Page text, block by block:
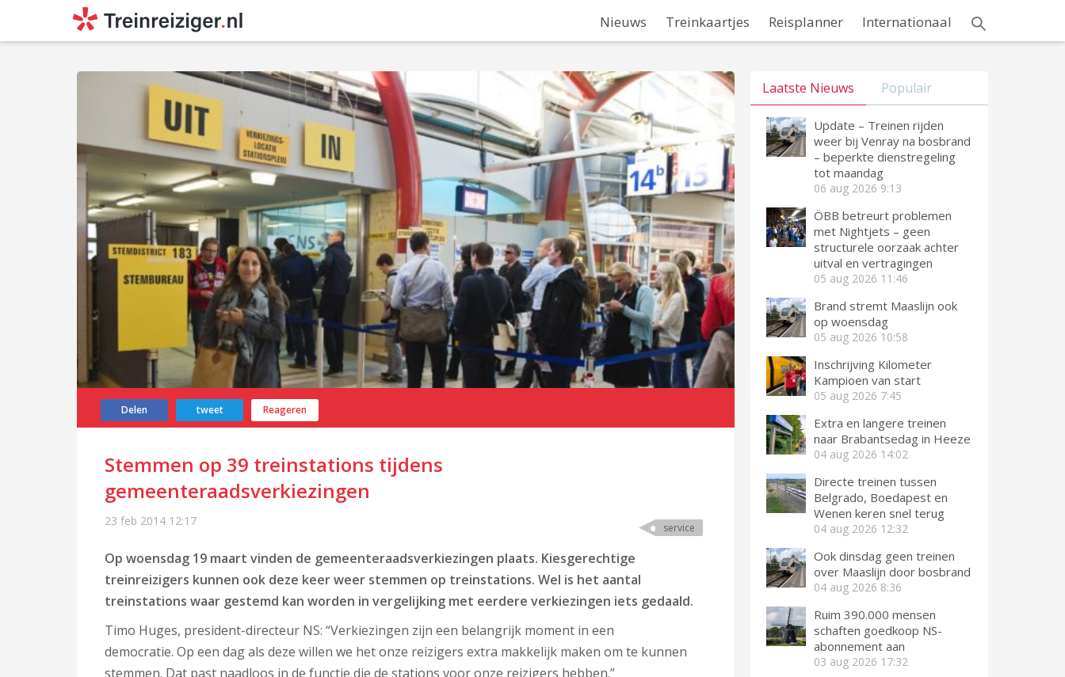
Nieuws Treinkaartjes Reisplanner Internationaal
Delen tweet Reageren
Stemmen op 39 treinstations tijdens
gemeenteraadsverkiezingen
23 feb 2014 12:17 service
Op woensdag 19 maart vinden de gemeenteraadsverkiezingen plaats. Kiesgerechtige
treinreizigers kunnen ook deze keer weer stemmen op treinstations. Wel is het aantal
treinstations waar gestemd kan worden in vergelijking met eerdere verkiezingen iets gedaald.
Timo Huges, president-directeur NS: “Verkiezingen zijn een belangrijk moment in een
democratie. Op een dag als deze willen we het onze reizigers extra makkelijk maken om te kunnen
stemmen. Dat past naadloos in de functie die de stations voor onze reizigers hebben.”
Laatste Nieuws Populair
Update – Treinen rijden
weer bij Venray na bosbrand
– beperkte dienstregeling
tot maandag
06 aug 2026 9:13
ÖBB betreurt problemen
met Nightjets – geen
structurele oorzaak achter
uitval en vertragingen
05 aug 2026 11:46
Brand stremt Maaslijn ook
op woensdag
05 aug 2026 10:58
Inschrijving Kilometer
Kampioen van start
05 aug 2026 7:45
Extra en langere treinen
naar Brabantsedag in Heeze
04 aug 2026 14:02
Directe treinen tussen
Belgrado, Boedapest en
Wenen keren snel terug
04 aug 2026 12:32
Ook dinsdag geen treinen
over Maaslijn door bosbrand
04 aug 2026 8:36
Ruim 390.000 mensen
schaften goedkoop NS-
abonnement aan
03 aug 2026 17:32